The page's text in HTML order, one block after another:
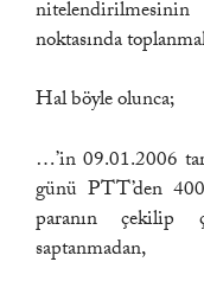
nitelendirilmesinin
noktasında
Hal böyle olunca;
…’in 09.01.2006
günü PTT’den
paranın çekilip
saptanmadan,